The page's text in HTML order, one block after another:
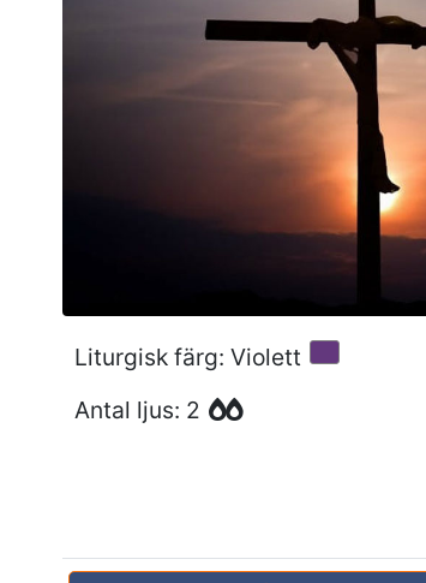
Liturgisk färg: Violett
Antal ljus: 2